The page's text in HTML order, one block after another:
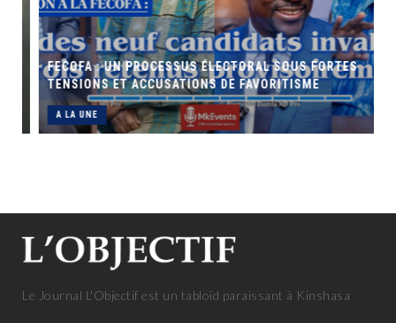
FECOFA : UN PROCESSUS ÉLECTORAL SOUS FORTES
TENSIONS ET ACCUSATIONS DE FAVORITISME
A LA UNE
Le Journal L'Objectif est un tabloïd paraissant à Kinshasa